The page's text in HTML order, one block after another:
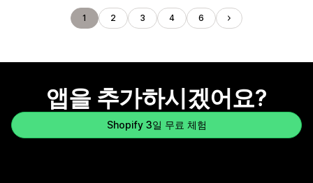
1 2 3 4 6
앱을 추가하시겠어요?
Shopify 3일 무료 체험